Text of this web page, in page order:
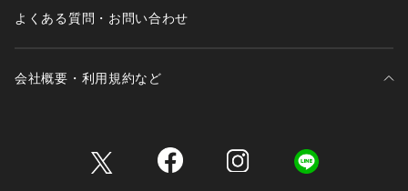
よくある質問・お問い合わせ
会社概要・利用規約など